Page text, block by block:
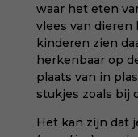
waar het eten
vlees van dieren
kinderen zien
herkenbaar op
plaats van in
stukjes zoals bij
Het kan zijn dat